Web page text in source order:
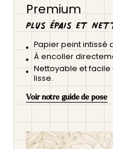
Premium
Plus épais et
Papier peint intissé
À encoller
Nettoyable et facile
lisse.
Voir notre guide de pose